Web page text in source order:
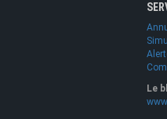
Le